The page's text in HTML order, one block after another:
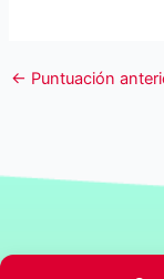
← Puntuación
La